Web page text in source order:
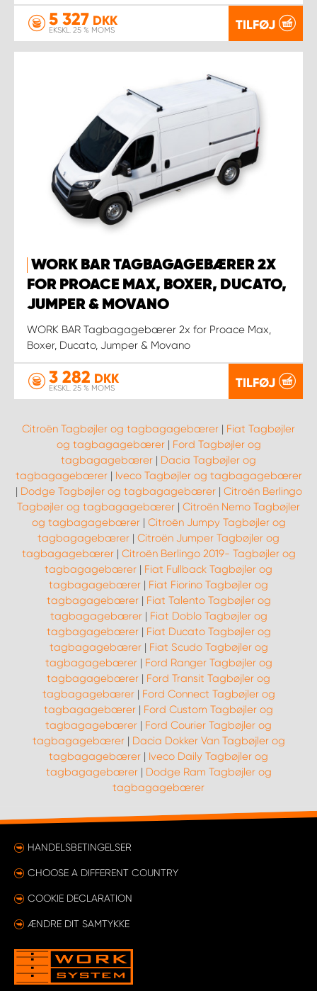
5 327 DKK
EKSKL. 25 % MOMS TILFØJ
WORK BAR TAGBAGAGEBÆRER 2X
FOR PROACE MAX, BOXER, DUCATO,
JUMPER & MOVANO
WORK BAR Tagbagagebærer 2x for Proace Max,
Boxer, Ducato, Jumper & Movano
3 282 DKK
EKSKL. 25 % MOMS TILFØJ
Citroën Tagbøjler og tagbagagebærer | Fiat Tagbøjler
og tagbagagebærer| Ford Tagbøjler og
tagbagagebærer | Dacia Tagbøjler og
tagbagagebærer| Iveco Tagbøjler og tagbagagebærer
| Dodge Tagbøjler og tagbagagebærer| Citroën Berlingo
Tagbøjler og tagbagagebærer | Citroën Nemo Tagbøjler
og tagbagagebærer| Citroën Jumpy Tagbøjler og
tagbagagebærer | Citroën Jumper Tagbøjler og
tagbagagebærer| Citroën Berlingo 2019- Tagbøjler og
tagbagagebærer | Fiat Fullback Tagbøjler og
tagbagagebærer | Fiat Fiorino Tagbøjler og
tagbagagebærer| Fiat Talento Tagbøjler og
tagbagagebærer| Fiat Doblo Tagbøjler og
tagbagagebærer| Fiat Ducato Tagbøjler og
tagbagagebærer| Fiat Scudo Tagbøjler og
tagbagagebærer| Ford Ranger Tagbøjler og
tagbagagebærer | Ford Transit Tagbøjler og
tagbagagebærer| Ford Connect Tagbøjler og
tagbagagebærer | Ford Custom Tagbøjler og
tagbagagebærer | Ford Courier Tagbøjler og
tagbagagebærer| Dacia Dokker Van Tagbøjler og
tagbagagebærer | Iveco Daily Tagbøjler og
tagbagagebærer| Dodge Ram Tagbøjler og
tagbagagebærer
HANDELSBETINGELSER
CHOOSE A DIFFERENT COUNTRY
COOKIE DECLARATION
ÆNDRE DIT SAMTYKKE